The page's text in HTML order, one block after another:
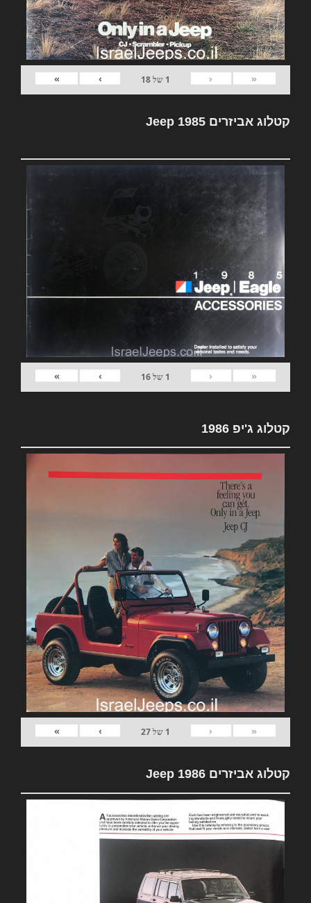
«
‹
1 של18
›
»
קטלוג אביזרים Jeep 1985
«
‹
1 של16
›
»
קטלוג ג'יפ 1986
«
‹
1 של27
›
»
קטלוג אביזרים Jeep 1986